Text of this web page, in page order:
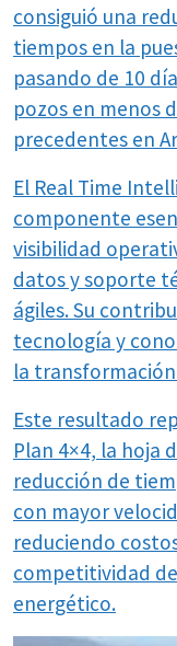
consiguió una
tiempos en la
pasando de 10
pozos en menos
precedentes en
El Real Time
componente
visibilidad
datos y soporte
ágiles. Su
tecnología y
la
Este resultado
Plan 4×4, la hoja
reducción de
con mayor
reduciendo
competitividad
energético.